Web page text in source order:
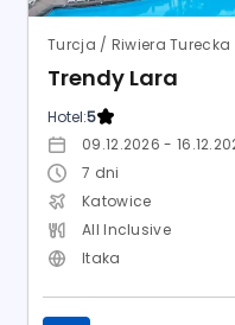
Turcja / Riwiera Turecka
Trendy Lara
Hotel:5
09.12.2026 -
7 dni
Katowice
All Inclusive
Itaka